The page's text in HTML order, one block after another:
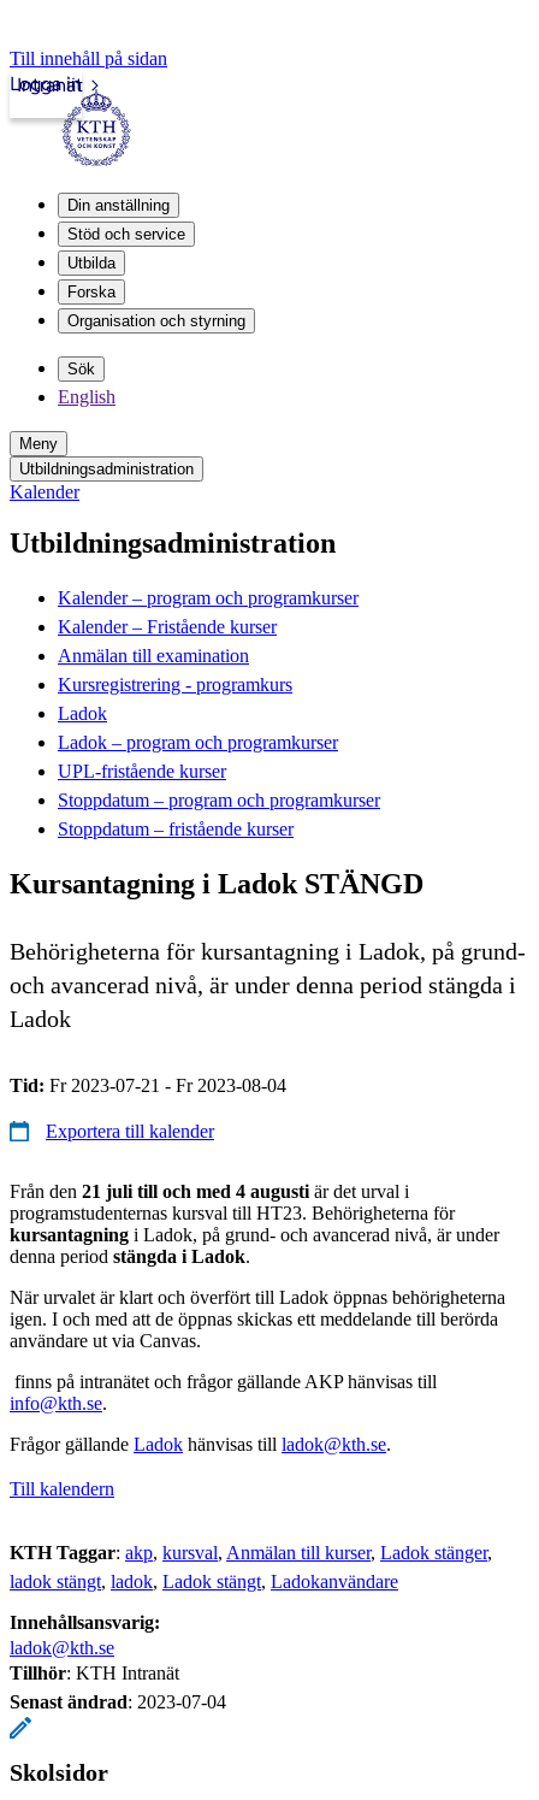
Till innehåll på sidan
Intranät
Logga in
Din anställning
Stöd och service
Utbilda
Forska
Organisation och styrning
Sök
English
Meny
Utbildningsadministration
Kalender
Utbildningsadministration
Kalender – program och programkurser
Kalender – Fristående kurser
Anmälan till examination
Kursregistrering - programkurs
Ladok
Ladok – program och programkurser
UPL-fristående kurser
Stoppdatum – program och programkurser
Stoppdatum – fristående kurser
Kursantagning i Ladok STÄNGD
Behörigheterna för kursantagning i Ladok, på grund-
och avancerad nivå, är under denna period stängda i
Ladok
Tid: Fr 2023-07-21 - Fr 2023-08-04
Exportera till kalender
Från den 21 juli till och med 4 augusti är det urval i
programstudenternas kursval till HT23. Behörigheterna för
kursantagning i Ladok, på grund- och avancerad nivå, är under
denna period stängda i Ladok.
När urvalet är klart och överfört till Ladok öppnas behörigheterna
igen. I och med att de öppnas skickas ett meddelande till berörda
användare ut via Canvas.
finns på intranätet och frågor gällande AKP hänvisas till
info@kth.se.
Frågor gällande Ladok hänvisas till ladok@kth.se.
Till kalendern
KTH Taggar: akp kursval Anmälan till kurser Ladok stänger
ladok stängt ladok Ladok stängt Ladokanvändare
Innehållsansvarig:
ladok@kth.se
Tillhör: KTH Intranät
Senast ändrad: 2023-07-04
Skolsidor